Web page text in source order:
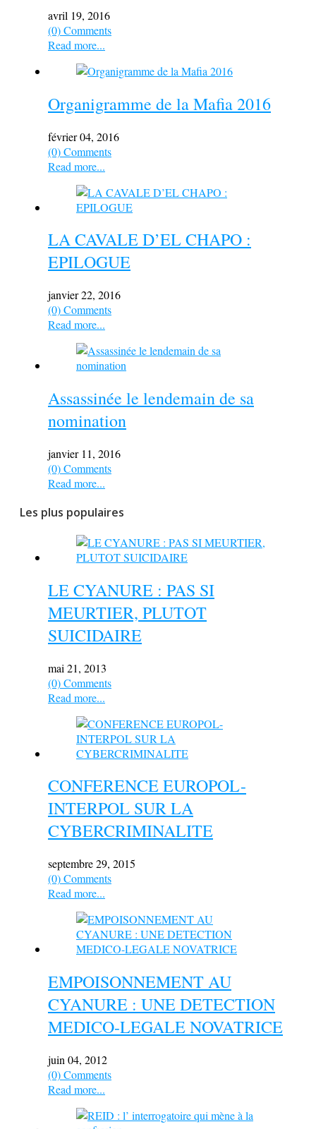
avril 19, 2016
(0) Comments
Read more...
Organigramme de la Mafia 2016
février 04, 2016
(0) Comments
Read more...
LA CAVALE D’EL CHAPO :
EPILOGUE
janvier 22, 2016
(0) Comments
Read more...
Assassinée le lendemain de sa
nomination
janvier 11, 2016
(0) Comments
Read more...
Les plus populaires
LE CYANURE : PAS SI
MEURTIER, PLUTOT
SUICIDAIRE
mai 21, 2013
(0) Comments
Read more...
CONFERENCE EUROPOL-
INTERPOL SUR LA
CYBERCRIMINALITE
septembre 29, 2015
(0) Comments
Read more...
EMPOISONNEMENT AU
CYANURE : UNE DETECTION
MEDICO-LEGALE NOVATRICE
juin 04, 2012
(0) Comments
Read more...